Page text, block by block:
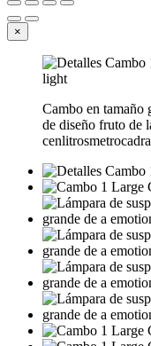
×
Cambo en tamaño
de diseño fruto de